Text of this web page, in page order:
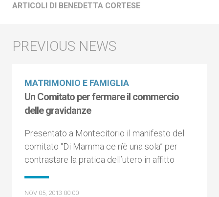
ARTICOLI DI BENEDETTA CORTESE
MATRIMONIO E FAMIGLIA
Un Comitato per fermare il commercio
delle gravidanze
Presentato a Montecitorio il manifesto del
comitato “Di Mamma ce n’è una sola” per
contrastare la pratica dell’utero in affitto
NOV 05, 2013 00:00